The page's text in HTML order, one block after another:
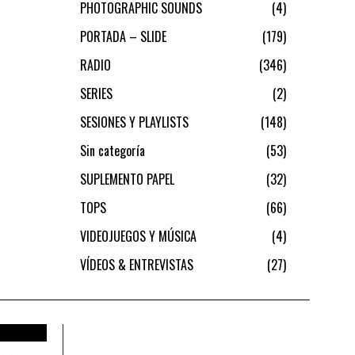
PHOTOGRAPHIC SOUNDS
4
PORTADA – SLIDE
179
RADIO
346
SERIES
2
SESIONES Y PLAYLISTS
148
Sin categoría
53
SUPLEMENTO PAPEL
32
TOPS
66
VIDEOJUEGOS Y MÚSICA
4
VÍDEOS & ENTREVISTAS
27